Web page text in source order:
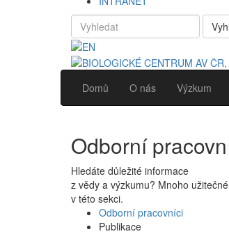
Domů O nás Výzkum
Odborní
Hledáte důležité informace
z vědy a výzkumu? Mnoho
v této sekci.
Odborní pracovníci
Publikace